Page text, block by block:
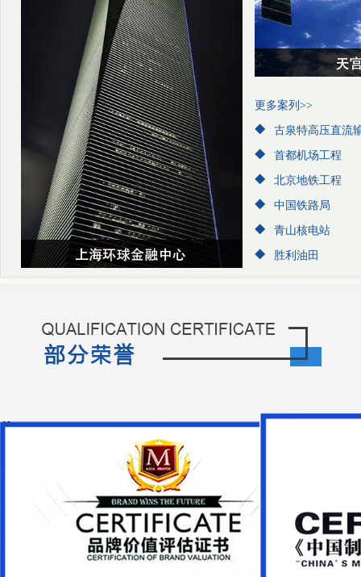
更多案列>>
古泉特高压直流
首都机场工程
北京地铁工程
中国铁路局
青山核电站
胜利油田